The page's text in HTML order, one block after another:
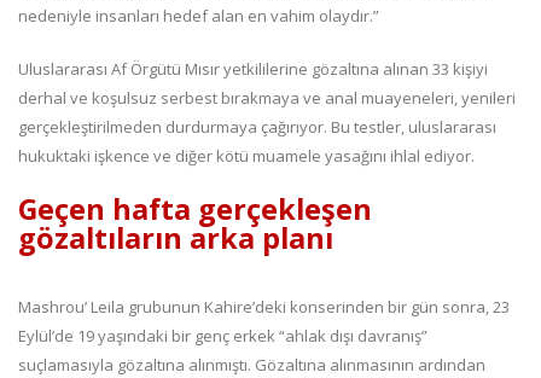
nedeniyle insanları hedef alan en vahim olaydır.”
Uluslararası Af Örgütü Mısır yetkililerine gözaltına alınan 33 kişiyi
derhal ve koşulsuz serbest bırakmaya ve anal muayeneleri, yenileri
gerçekleştirilmeden durdurmaya çağırıyor. Bu testler, uluslararası
hukuktaki işkence ve diğer kötü muamele yasağını ihlal ediyor.
Geçen hafta gerçekleşen
gözaltıların arka planı
Mashrou’ Leila grubunun Kahire’deki konserinden bir gün sonra, 23
Eylül’de 19 yaşındaki bir genç erkek “ahlak dışı davranış”
suçlamasıyla gözaltına alınmıştı. Gözaltına alınmasının ardından